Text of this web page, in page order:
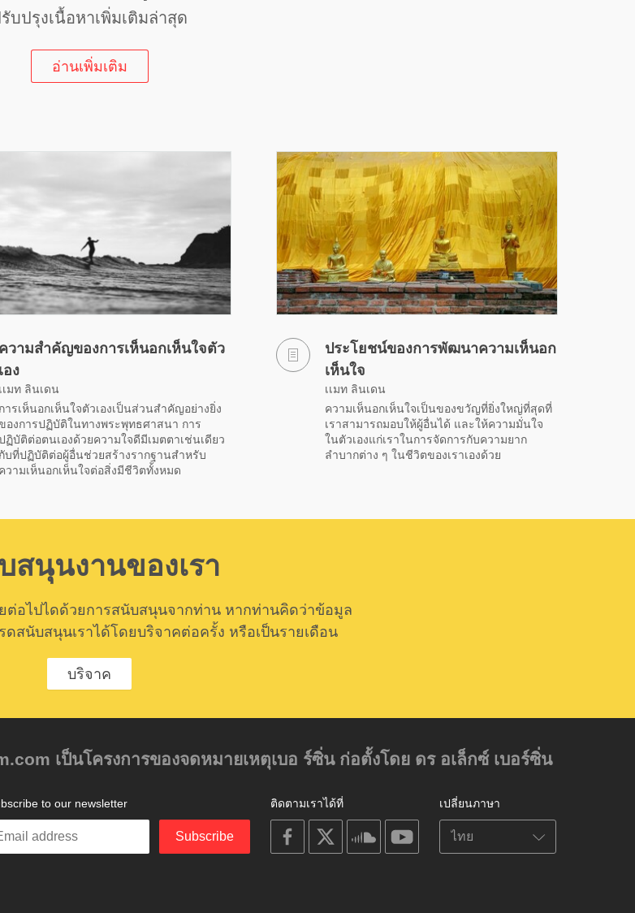
บปรุงเนื้อหาเพิ่มเติมล่าสุด
อ่านเพิ่มเติม
ความสำคัญของการเห็นอกเห็นใจตัว
เอง
เเมท ลินเดน
การเห็นอกเห็นใจตัวเองเป็นส่วนสำคัญอย่างยิ่ง
องการปฏิบัติในทางพระพุทธศาสนา การ
ฏิบัติต่อตนเองด้วยความใจดีมีเมตตาเช่นเดียว
กับที่ปฏิบัติต่อผู้อื่นช่วยสร้างรากฐานสำหรับ
ความเห็นอกเห็นใจต่อสิ่งมีชีวิตทั้งหมด
ประโยชน์ของการพัฒนาความเห็นอก
เห็นใจ
เเมท ลินเดน
ความเห็นอกเห็นใจเป็นของขวัญที่ยิ่งใหญ่ที่สุดที่
เราสามารถมอบให้ผู้อื่นได้ และให้ความมั่นใจ
ในตัวเองแก่เราในการจัดการกับความยาก
ลำบากต่าง ๆ ในชีวิตของเราเองด้วย
สนุนงานของเรา
ต่อไปไดด้วยการสนับสนุนจากท่าน หากท่านคิดว่าข้อมูล
สนับสนุนเราได้โดยบริจาคต่อครั้ง หรือเป็นรายเดือน
บริจาค
เป็นโครงการของจดหมายเหตุเบอ ร์ซิ่น ก่อตั้งโดย ดร อเล็กซ์ เบอร์ซิ่น
เปลี่ยนภาษา
ติดตามเราได้ที่
on
facebook
soundcloudyoutube
to our newsletter
Subscribe